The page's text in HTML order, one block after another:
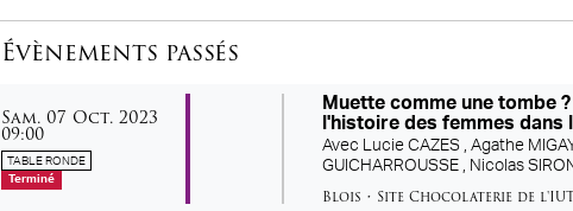
Évènements passés
samedi
Sam. 07 octobre
Oct. 2023
09:00
TABLE RONDE
Terminé
Muette comme une tombe
l'histoire des femmes dans
Avec Lucie CAZES ,Agathe
GUICHARROUSSE ,
Nicolas
Blois • Site Chocolaterie de